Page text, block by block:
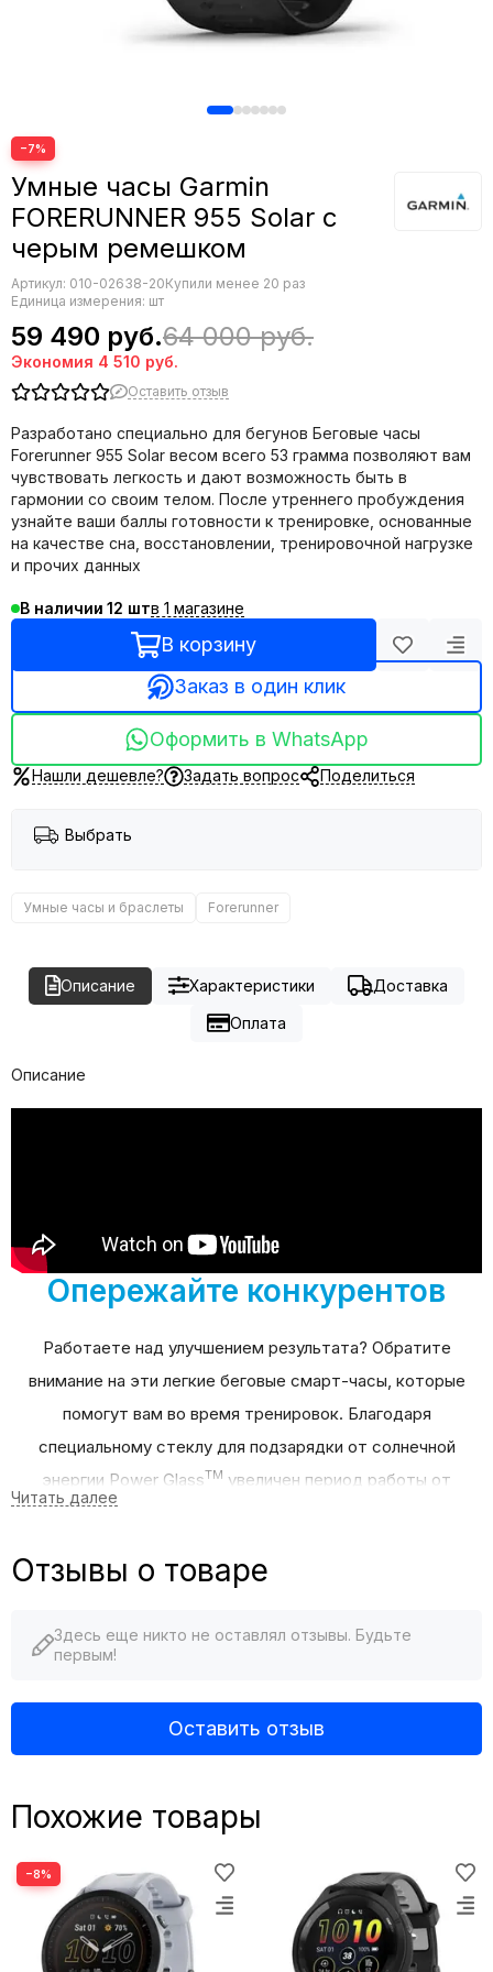
−7%
Умные часы Garmin
FORERUNNER 955 Solar с
черым ремешком
Артикул: 010-02638-20Купили менее 20 раз
Единица измерения: шт
59 490 руб.64 000 руб.
Экономия 4 510 руб.
Оставить отзыв
Разработано специально для бегунов Беговые часы
Forerunner 955 Solar весом всего 53 грамма позволяют вам
чувствовать легкость и дают возможность быть в
гармонии со своим телом. После утреннего пробуждения
узнайте ваши баллы готовности к тренировке, основанные
на качестве сна, восстановлении, тренировочной нагрузке
и прочих данных
В наличии 12 в 1 магазине
В корзину
Заказ в один клик
Оформить в WhatsApp
Нашли дешевле? Задать вопрос Поделиться
Выбрать
Умные часы и браслеты Forerunner
Описание Характеристики
Доставка
Оплата
Описание
Опережайте конкурентов
Работаете над улучшением результата? Обратите
внимание на эти легкие беговые смарт-часы, которые
помогут вам во время тренировок. Благодаря
специальному стеклу для подзарядки от солнечной
энергии Power GlassTM увеличен период работы от
для получения полной картины вашего здоровья – от сна
Используйте солнечную энергию и получите до 49
4
Чувствуйте себя уверенно на любом маршруте с
приемником.
Устройство подскажет вам, когда ваш организм готов
к продуктивной тренировке.
Отзывы о товаре
Здесь еще никто не оставлял отзывы. Будьте
первым!
Оставить отзыв
Похожие товары
−8%